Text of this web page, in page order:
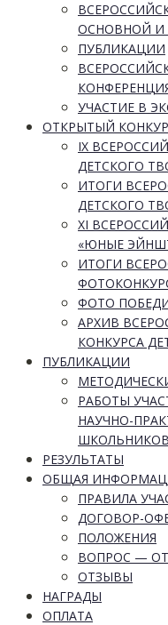
ОСНОВНОЙ И
ПУБЛИКАЦИИ
УЧАСТИЕ В
ОТКРЫТЫЙ
IX
ДЕТСКОГО
ИТОГИ
ДЕТСКОГО
XI
«ЮНЫЕ
ИТОГИ
ФОТО
АРХИВ
КОНКУРСА
ПУБЛИКАЦИИ
РАБОТЫ
НАУЧНО-
РЕЗУЛЬТАТЫ
ОБЩАЯ
ПРАВИЛА
ДОГОВОР-
ПОЛОЖЕНИЯ
ВОПРОС —
ОТЗЫВЫ
НАГРАДЫ
ОПЛАТА